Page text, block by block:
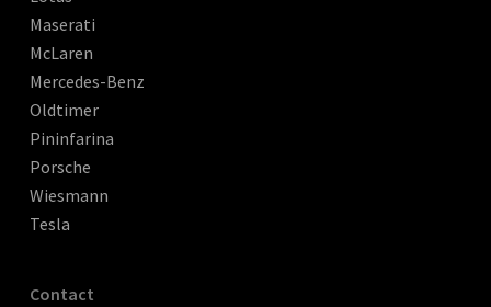
Maserati
McLaren
Mercedes-Benz
Oldtimer
Pininfarina
Porsche
Wiesmann
Tesla
Contact